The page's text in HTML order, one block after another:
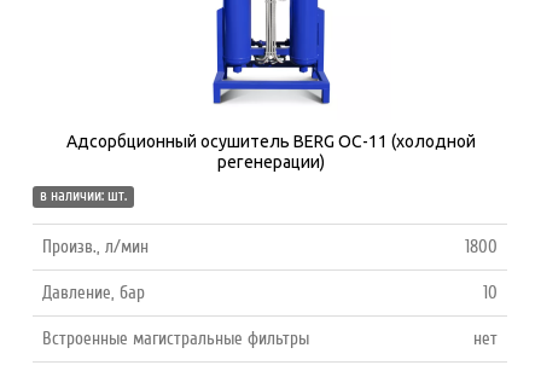
Адсорбционный осушитель BERG ОС-11 (холодной
регенерации)
в наличии: шт.
Произв., л/мин 1800
Давление, бар 10
Встроенные магистральные фильтры нет